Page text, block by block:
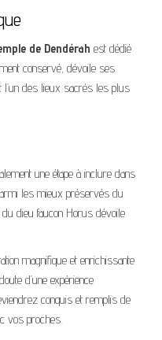
de Dendérah est dédié
conservé, dévoile ses
l’un des lieux sacrés les plus
une étape à inclure dans
les mieux préservés du
dieu faucon Horus dévoile
magnifique et enrichissante
d’une expérience
conquis et remplis de
vos proches.